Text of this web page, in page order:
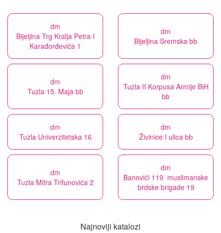
dm
Bijeljina Trg Kralja Petra I
Karađorđevića 1
dm
Bijeljina Sremska bb
dm
Tuzla 15. Maja bb
dm
Tuzla II Korpusa Armije BiH
bb
dm
Tuzla Univerzitetska 16
dm
Živinice I ulica bb
dm
Tuzla Mitra Trifunovića 2
dm
Banovići 119. muslimanske
brdske brigade 19
Najnoviji katalozi